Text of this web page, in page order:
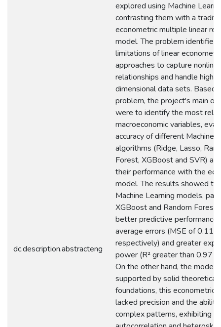
dc.description.abstracteng
explored using Machine
contrasting them with a
econometric multiple linear
model. The problem identified
limitations of linear
approaches to capture
relationships and handle high-
dimensional data sets. Based
problem, the project's main
were to identify the most
macroeconomic variables,
accuracy of different Machine
algorithms (Ridge, Lasso,
Forest, XGBoost and SVR)
their performance with the
model. The results showed
Machine Learning models,
XGBoost and Random Forest,
better predictive
average errors (MSE of 0.11
respectively) and greater
power (R² greater than 0.97
On the other hand, the model
supported by solid theoretical
foundations, this econometric
lacked precision and the
complex patterns, exhibiting